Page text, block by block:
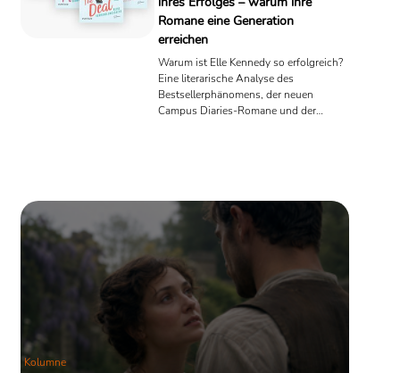
Romane eine Generation
erreichen
Warum ist Elle Kennedy so erfolgreich?
Eine literarische Analyse des
Bestsellerphänomens, der neuen
Campus Diaries-Romane und der
Kolumne